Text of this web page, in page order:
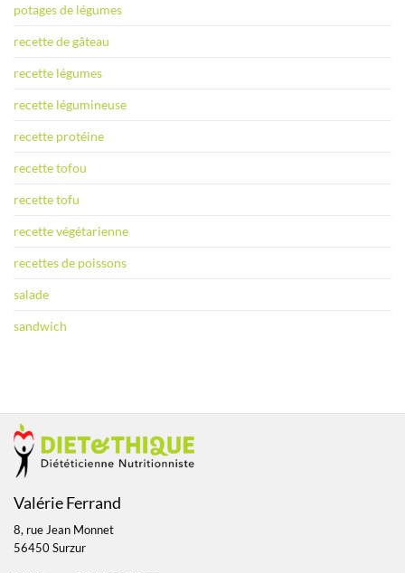
potages de légumes
recette de gâteau
recette légumes
recette légumineuse
recette protéine
recette tofou
recette tofu
recette végétarienne
recettes de poissons
salade
sandwich
Valérie Ferrand
8, rue Jean Monnet
56450 Surzur